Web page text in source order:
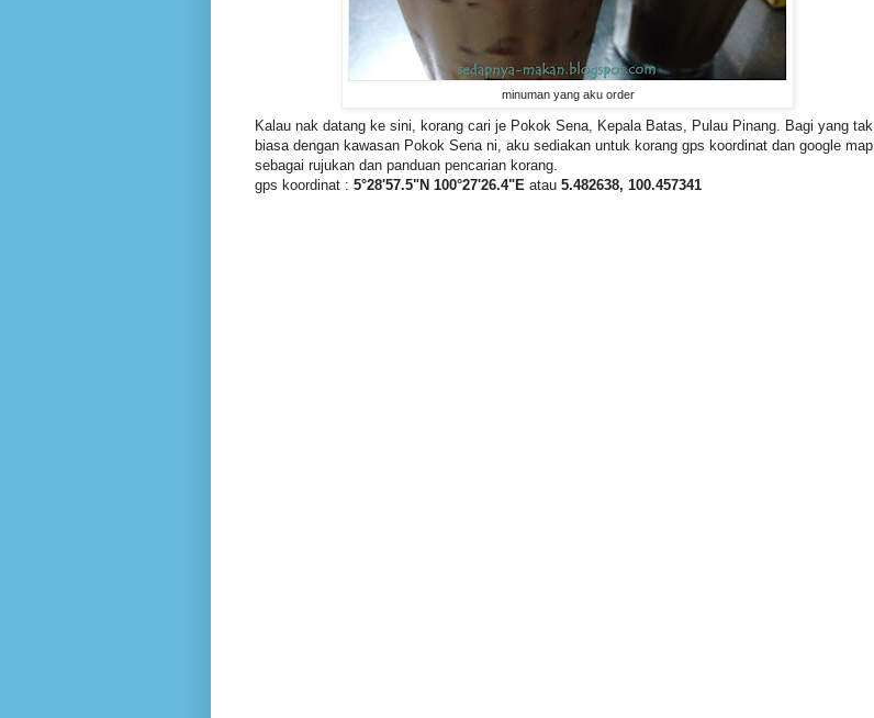
minuman yang aku order
Kalau nak datang ke sini, korang cari je Pokok Sena, Kepala Batas, Pulau Pinang. Bagi yang tak
biasa dengan kawasan Pokok Sena ni, aku sediakan untuk korang gps koordinat dan google map
sebagai rujukan dan panduan pencarian korang.
gps koordinat : 5°28'57.5"N 100°27'26.4"E atau 5.482638, 100.457341